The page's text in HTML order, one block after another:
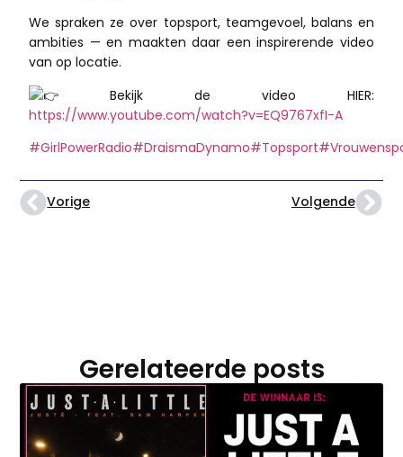
Wespraken ze over topsport, teamgevoel, balans en
ambities — en maakten daar een inspirerende video
van op locatie.
Bekijk de video HIER:
https://www.youtube.com/watch?v=EQ9767xfI-A
#GirlPowerRadio#DraismaDynamo#Topsport
Vorige Volgende
Gerelateerde posts